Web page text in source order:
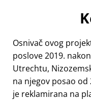
Osnivač ovog
poslove 2019.
Utrechtu,
na njegov posao od
je reklamirana na